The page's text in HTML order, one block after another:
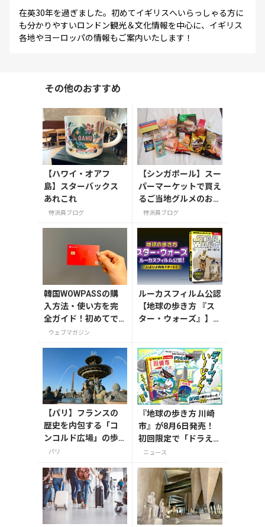
在英30年を過ぎました。初めてイギリスへいらっしゃる方に
も分かりやすいロンドン観光＆文化情報を中心に、イギリス
各地やヨーロッパの情報もご案内いたします！
その他のおすすめ
【ハワイ・オアフ
島】スターバックス
あれこれ
特派員ブログ
【シンガポール】スー
パーマーケットで買え
るご当地グルメのお土
産
特派員ブログ
韓国WOWPASSの購
入方法・使い方を完
全ガイド！初めてで
も迷わない
ウェブマガジン
ルーカスフィルム公認
【地球の歩き方 『ス
ター・ウォーズ』】が
の特製リバーシブル帯
付き
【パリ】フランスの
歴史を内包する「コ
ンコルド広場」の歩
き方
パリ
『地球の歩き方 川崎
市』が8月6日発売！
初回限定で「ドラえも
ん」描き下ろし特別カ
ニュース